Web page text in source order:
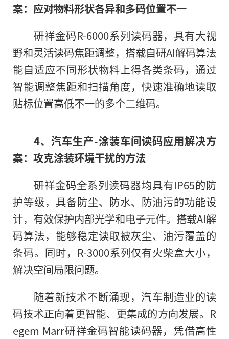
案：应对物料形状各异和多码位置不一
研祥金码R-6000系列读码器，具有大视
野和灵活读码焦距调整，搭载自研AI解码算法
能自适应不同形状物料上得各类条码，通过
智能调整焦距和扫描角度，快速准确地读取
贴标位置高低不一的多个二维码。
4、 汽车生产-涂装车间读码应用解决方
案： 攻克涂装环境干扰的方法
研祥金码全系列读码器均具有IP65的防
护等级，具备防尘、防水、防油污的功能设
计，有效保护内部光学和电子元件。搭载AI解
码算法，能够稳定读取被灰尘、油污覆盖的
条码。同时，R-3000系列仅有火柴盒大小，
解决空间局限问题。
随着新技术不断涌现，汽车制造业的读
码技术正向着更智能、更集成的方向发展。R
egem Marr研祥金码智能读码器，凭借高性